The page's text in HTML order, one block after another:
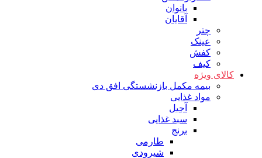
بانوان
آقایان
چتر
عینک
کفش
کیف
کالای ویژه
بیمه مکمل بازنشستگی افق دی
مواد غذایی
آجیل
سبد غذایی
برنج
طارمی
شیرودی